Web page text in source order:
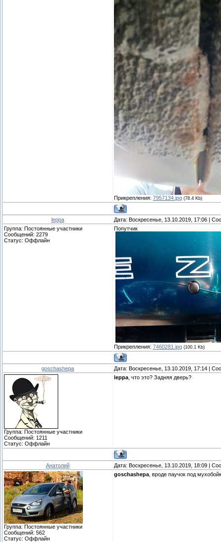
Прикрепления: 7957134.jpg (78.4 Kb)
leppa
Дата: Воскресенье, 13.10.2019, 17:06 |
Группа: Постоянные участники
Сообщений: 2279
Статус: Оффлайн
Попутчик
Прикрепления: 7460281.jpg (100.1 Kb)
goschashepa Дата: Воскресенье, 13.10.2019, 17:14 |
Группа: Постоянные участники
Сообщений: 1211
Статус: Оффлайн
leppa , что это? Задняя дверь?
Анатолий Дата: Воскресенье, 13.10.2019, 18:09 |
Группа: Постоянные участники
Сообщений: 562
Статус: Оффлайн
goschashepa , вроде паучок под